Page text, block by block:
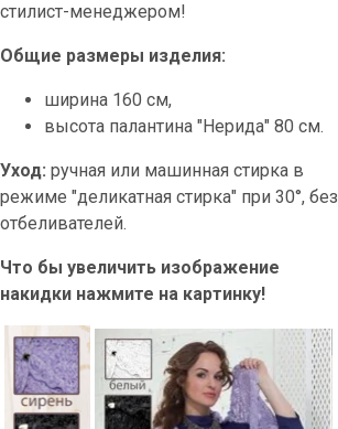
стилист-менеджером!
Общие размеры изделия:
ширина 160 см,
высота палантина "Нерида" 80 см.
Уход: ручная или машинная стирка в
режиме "деликатная стирка" при 30°, без
отбеливателей.
Что бы увеличить изображение
накидки нажмите на картинку!